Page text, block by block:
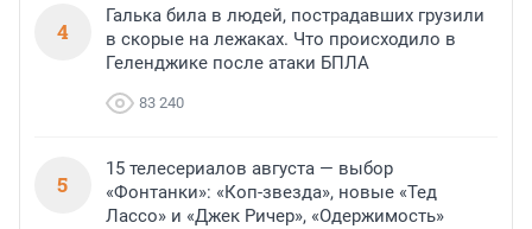
4
Галька била в людей, пострадавших грузили
в скорые на лежаках. Что происходило в
Геленджике после атаки БПЛА
83 240
5
15 телесериалов августа — выбор
«Фонтанки»: «Коп-звезда», новые «Тед
Лассо» и «Джек Ричер», «Одержимость»